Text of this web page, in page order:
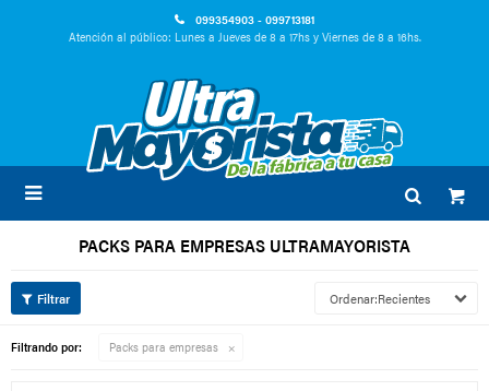
099354903 - 099713181
Atención al público: Lunes a Jueves de 8 a 17hs y Viernes de 8 a 16hs.

PACKS PARA EMPRESAS ULTRAMAYORISTA
Recientes
Filtrando por: Packs para empresas